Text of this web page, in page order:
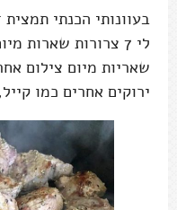
בעוונותי הכנתי
לי 7 צרורות שארות
שאריות מיום צילום
ירוקים אחרים כמו